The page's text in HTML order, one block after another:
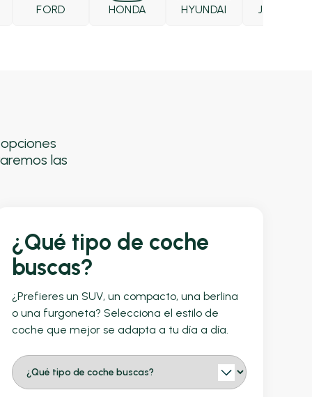
FORD HONDA HYUNDAI JAECOO
las
¿Qué tipo de coche
buscas?
¿Prefieres un SUV, un compacto, una berlina
o una furgoneta? Selecciona el estilo de
coche que mejor se adapta a tu día a día.